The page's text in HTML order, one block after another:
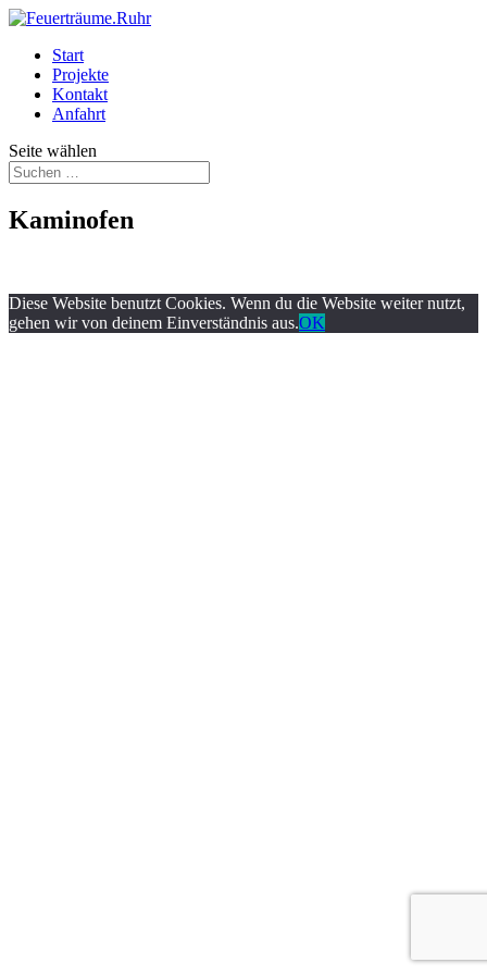
Start
Projekte
Kontakt
Anfahrt
Seite wählen
Kaminofen
Diese Website benutzt Cookies. Wenn du die Website weiter nutzt,
gehen wir von deinem Einverständnis aus.OK